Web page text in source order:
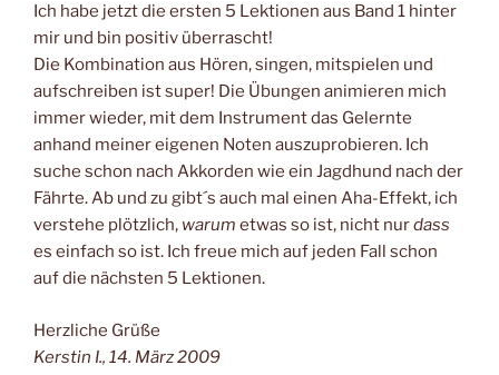
Ich habe jetzt die ersten 5 Lektionen aus Band 1 hinter
mir und bin positiv überrascht!
Die Kombination aus Hören, singen, mitspielen und
aufschreiben ist super! Die Übungen animieren mich
immer wieder, mit dem Instrument das Gelernte
anhand meiner eigenen Noten auszuprobieren. Ich
suche schon nach Akkorden wie ein Jagdhund nach der
Fährte. Ab und zu gibt´s auch mal einen Aha-Effekt, ich
verstehe plötzlich, warum etwas so ist, nicht nurdass
es einfach so ist. Ich freue mich auf jeden Fall schon
auf die nächsten 5 Lektionen.
Herzliche Grüße
Kerstin I., 14. März 2009